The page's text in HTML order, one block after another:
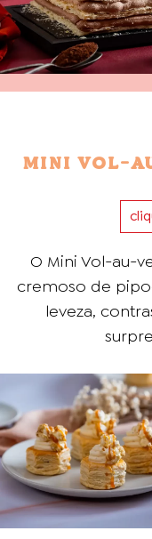
MINI VOL-
O Mini Vol-au-
cremoso de
leveza,